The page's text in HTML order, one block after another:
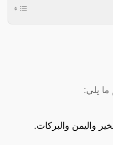
ما يلي:
واليمن والبركات.